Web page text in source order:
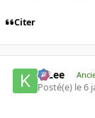
Citer
K-Lee
Posté(e) le 6